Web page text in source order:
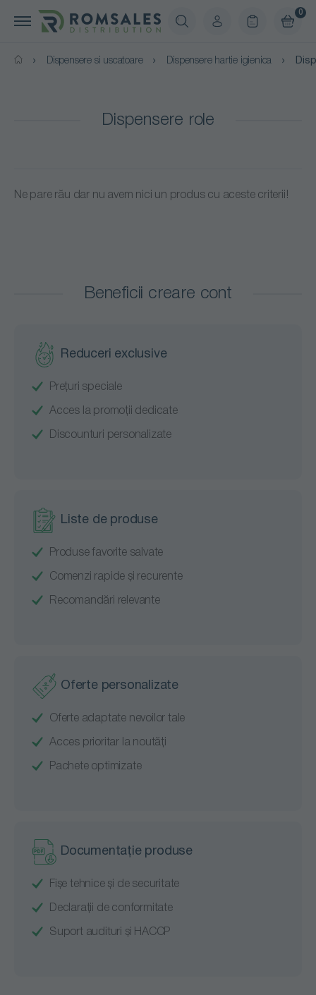
0
Dispensere si uscatoare Dispensere hartie igienica
Dispensere role
Ne pare rău dar nu avem nici un produs cu aceste criterii!
Beneficii creare cont
Reduceri exclusive
Prețuri speciale
Acces la promoții dedicate
Discounturi personalizate
Liste de produse
Produse favorite salvate
Comenzi rapide și recurente
Recomandări relevante
Oferte personalizate
Oferte adaptate nevoilor tale
Acces prioritar la noutăți
Pachete optimizate
Documentație produse
Fișe tehnice și de securitate
Declarații de conformitate
Suport audituri și HACCP